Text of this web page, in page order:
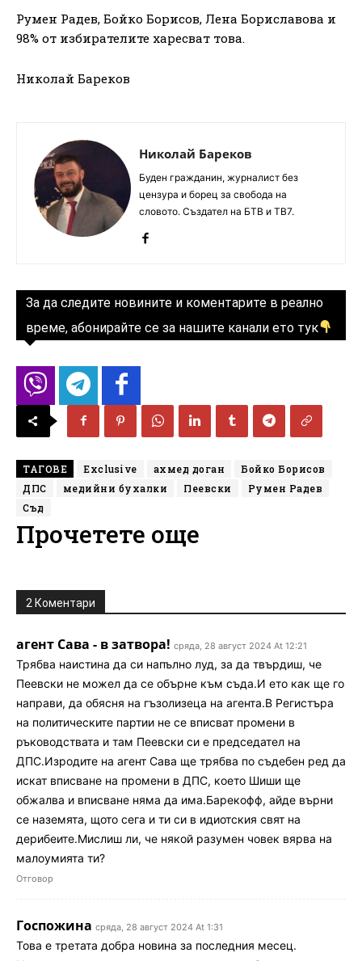
Румен Радев, Бойко Борисов, Лена Бориславова и
98% от избирателите харесват това.
Николай Бареков
Николай Бареков
Буден гражданин, журналист без
цензура и борец за свобода на
словото. Създател на БТВ и ТВ7.
За да следите новините и коментарите в реално
време, абонирайте се за нашите канали ето тук
ТАГОВЕ Exclusive ахмед доган
Бойко Борисов
ДПС
медийни бухалки Пеевски
Румен Радев
Съд
Прочетете още
2 Коментари
агент Сава - в затвора! сряда, 28 август 2024 At 12:21
Трябва наистина да си напълно луд, за да твърдиш, че
Пеевски не можел да се обърне към съда.И ето как ще го
направи, да обясня на гъзолизеца на агента.В Регистъра
на политическите партии не се вписват промени в
ръководствата и там Пеевски си е председател на
ДПС.Изродите на агент Сава ще трябва по съдебен ред да
искат вписване на промени в ДПС, което Шиши ще
обжалва и вписване няма да има.Барекофф, айде върни
се наземята, щото сега и ти си в идиотския свят на
дерибеите.Мислиш ли, че някой разумен човек вярва на
малоумията ти?
Отговор
Госпожина сряда, 28 август 2024 At 1:31
Това е третата добра новина за последния месец.